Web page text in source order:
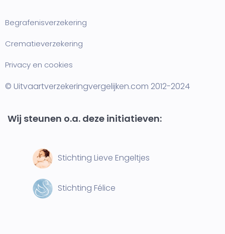
Begrafenisverzekering
Crematieverzekering
Privacy en cookies
© Uitvaartverzekeringvergelijken.com 2012-2024
Wij steunen o.a. deze initiatieven:
Stichting Lieve Engeltjes
Stichting Félice